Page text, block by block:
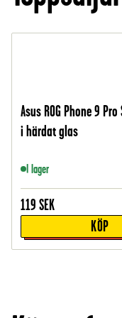
Asus ROG Phone 9
i härdat glas
I lager
119 SEK
KÖP